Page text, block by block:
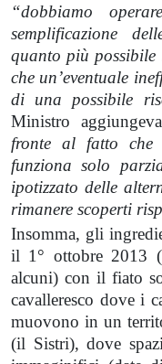
“dobbiamo
semplificazione
quanto più
che un’eventuale
di una possibile
Ministro
fronte al fatto che
funziona solo
ipotizzato delle
rimanere scoperti
Insomma, gli
il 1° ottobre 2013
alcuni) con il fiato
cavalleresco dove i
muovono in un
(il Sistri), dove